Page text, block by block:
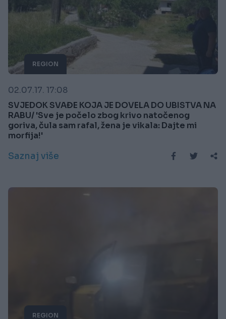
REGION
02.07.17. 17:08
SVJEDOK SVAĐE KOJA JE DOVELA DO UBISTVA NA
RABU/ 'Sve je počelo zbog krivo natočenog
goriva, čula sam rafal, žena je vikala: Dajte mi
morfija!'
Saznaj više
REGION